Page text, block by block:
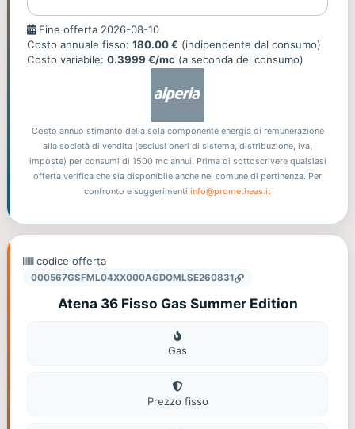
Fine
offerta
Fine offerta 2026-08-10
Costo annuale fisso: 180.00 € (indipendente dal consumo)
Costo variabile: 0.3999 €/mc (a seconda del consumo)
Costo annuo stimanto della sola componente energia di remunerazione
alla società di vendita (esclusi oneri di sistema, distribuzione, iva,
imposte) per consumi di 1500 mc annui. Prima di sottoscrivere qualsiasi
offerta verifica che sia disponibile anche nel comune di pertinenza. Per
confronto e suggerimenti info@prometheas.it
codice offerta
000567GSFML04XX000AGDOMLSE260831
Atena 36 Fisso Gas Summer Edition
Gas
Gas
Prezzo fisso